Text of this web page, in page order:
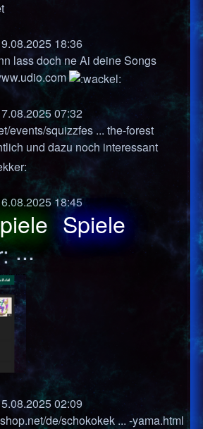
18:36
lass doch ne Ai deine Songs
07:32
events/squizzfes ... the-forest
und dazu noch interessant
18:45
Spiele
...
02:09
de/schokokek ... -yama.html